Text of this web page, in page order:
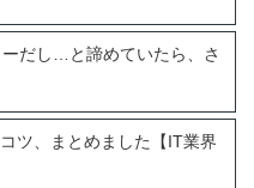
だし…と諦めていたら、さ
ツ、まとめました【IT業界